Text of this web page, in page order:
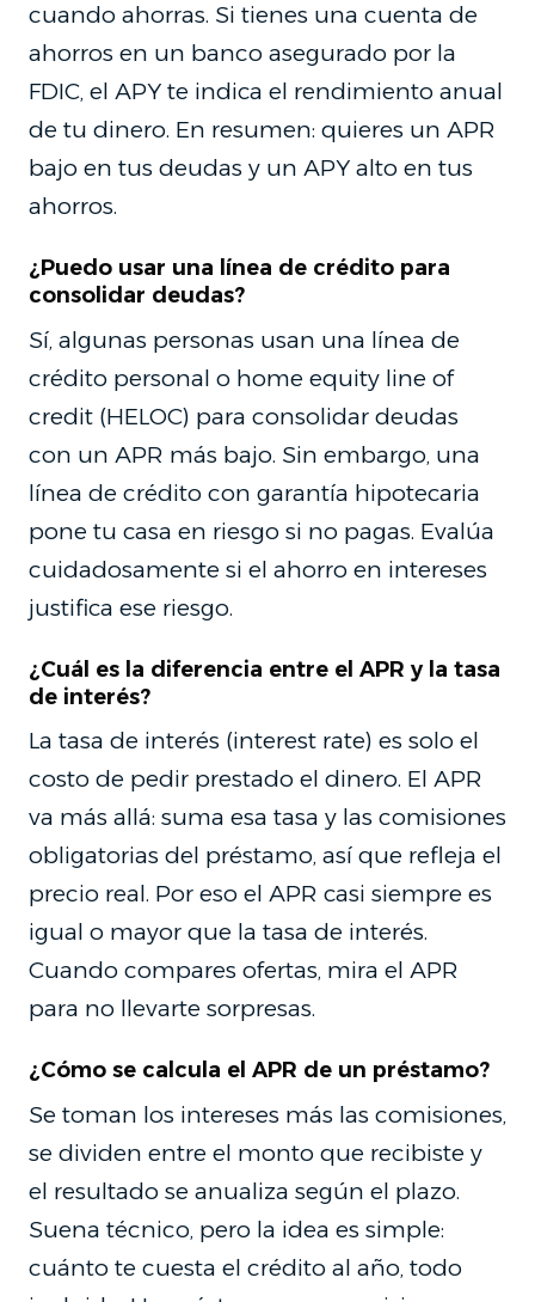
cuando ahorras. Si tienes una cuenta de
ahorros en un banco asegurado por la
FDIC, el APY te indica el rendimiento anual
de tu dinero. En resumen: quieres un APR
bajo en tus deudas y un APY alto en tus
ahorros.
¿Puedo usar una línea de crédito para
consolidar deudas?
Sí, algunas personas usan una línea de
crédito personal o home equity line of
credit (HELOC) para consolidar deudas
con un APR más bajo. Sin embargo, una
línea de crédito con garantía hipotecaria
pone tu casa en riesgo si no pagas. Evalúa
cuidadosamente si el ahorro en intereses
justifica ese riesgo.
¿Cuál es la diferencia entre el APR y la tasa
de interés?
La tasa de interés (interest rate) es solo el
costo de pedir prestado el dinero. El APR
va más allá: suma esa tasa y las comisiones
obligatorias del préstamo, así que refleja el
precio real. Por eso el APR casi siempre es
igual o mayor que la tasa de interés.
Cuando compares ofertas, mira el APR
para no llevarte sorpresas.
¿Cómo se calcula el APR de un préstamo?
Se toman los intereses más las comisiones,
se dividen entre el monto que recibiste y
el resultado se anualiza según el plazo.
Suena técnico, pero la idea es simple:
cuánto te cuesta el crédito al año, todo